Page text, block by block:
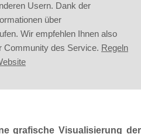
Usern. Dank der
über
Wir empfehlen Ihnen also
Community des Service. Regeln
grafische Visualisierung der